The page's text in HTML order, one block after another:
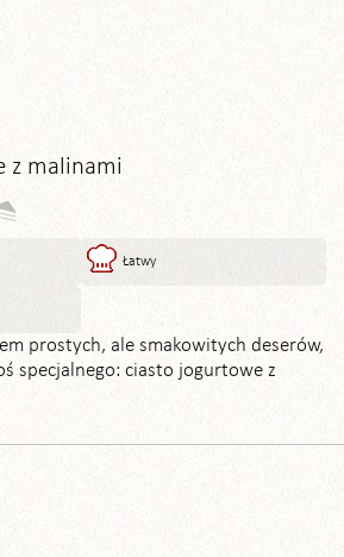
z malinami
Łatwy
prostych, ale smakowitych deserów,
specjalnego: ciasto jogurtowe z